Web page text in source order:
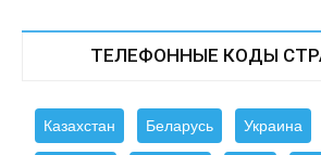
ТЕЛЕФОННЫЕ КОДЫ
Казахстан Беларусь Украина